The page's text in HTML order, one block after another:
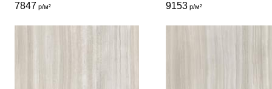
7847 р/м² 9153р/м²